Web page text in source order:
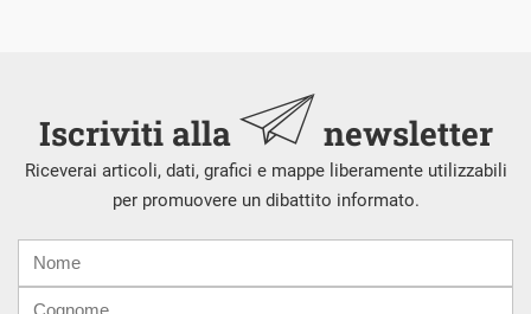
Iscriviti alla newsletter
Riceverai articoli, dati, grafici e mappe liberamente utilizzabili
per promuovere un dibattito informato.
mail